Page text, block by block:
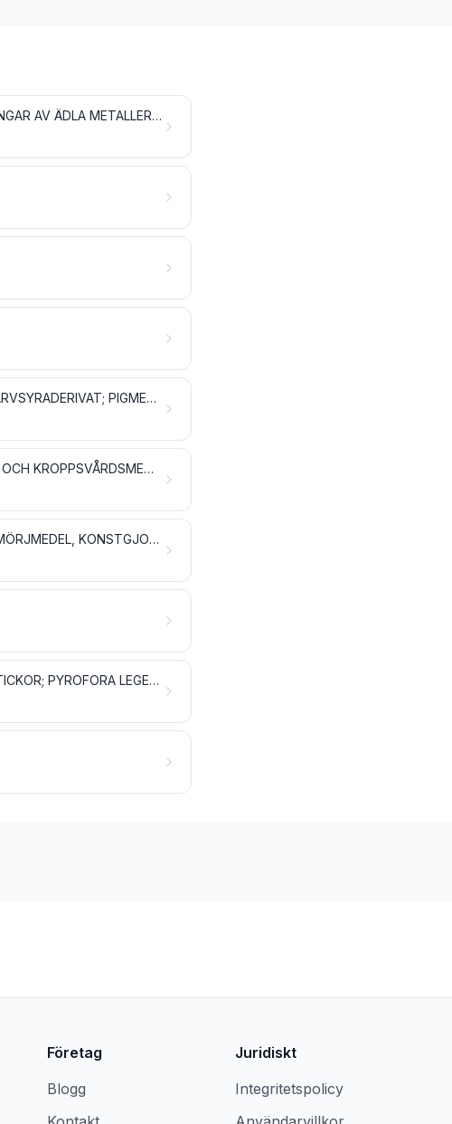
OORGANISKA KEMIKALIER; ORGANISKA OCH OORGANISKA FÖRENINGAR AV ÄDLA METALLER, AV SÄLLSYNTA JORDARTSMETALLER, AV RADIOAKTIVA GRUNDÄMNEN OCH AV ISOTOPER
GARVÄMNES- OCH FÄRGÄMNESEXTRAKTER; GARVSYROR OCH GARVSYRADERIVAT; PIGMENT OCH ANDRA FÄRGÄMNEN; LACKER OCH ANDRA MÅLNINGSFÄRGER; KITT OCH ANDRA TÄTNINGS- OCH UTFYLLNINGSMEDEL; TRYCKFÄRGER, BLÄCK OCH TUSCH
ETERISKA OLJOR OCH RESINOIDER; PARFYMERINGS-, SKÖNHETS- OCH KROPPSVÅRDSMEDEL
TVÅL OCH SÅPA, ORGANISKA YTAKTIVA ÄMNEN, TVÄTTMEDEL, SMÖRJMEDEL, KONSTGJORDA VAXER, BEREDDA VAXER, PUTS- OCH SKURMEDEL, LJUS OCH LIKNANDE ARTIKLAR, MODELLERINGSPASTOR, SÅ KALLAD DENTALVAX SAMT DENTALPREPARAT PÅ BASIS AV GIPS
KRUT OCH SPRÄNGÄMNEN; PYROTEKNISKA PRODUKTER; TÄNDSTICKOR; PYROFORA LEGERINGAR; VISSA BRÄNNBARA PRODUKTER
Företag
Blogg
Juridiskt
Integritetspolicy